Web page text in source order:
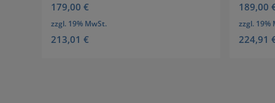
179,00 €
zzgl. 19% MwSt.
213,01 €
189,00
zzgl. 19%
224,91